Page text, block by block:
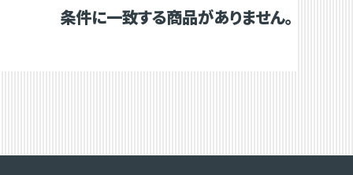
条件に一致する商品がありません。